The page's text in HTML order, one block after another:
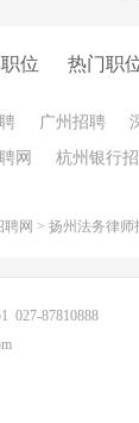
位 热门职
广州招聘
网 杭州银行
聘网 > 扬州法务律师
027-87810888